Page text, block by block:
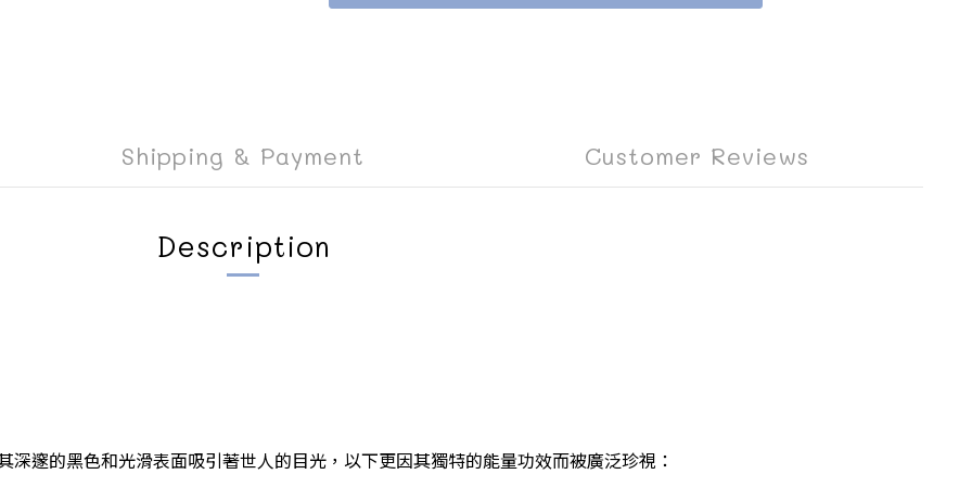
Shipping & Payment Customer Reviews
Description
邃的黑色和光滑表面吸引著世人的目光，以下更因其獨特的能量功效而被廣泛珍視：